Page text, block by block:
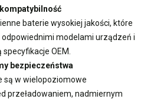
baterie wysokiej jakości, które
modelami urządzeń i
OEM.
bezpieczeństwa
są w wielopoziomowe
przeładowaniem, nadmiernym